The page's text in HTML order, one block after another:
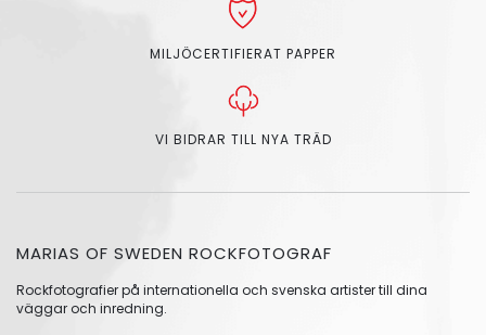
MILJÖCERTIFIERAT PAPPER
VI BIDRAR TILL NYA TRÄD
MARIAS OF SWEDEN ROCKFOTOGRAF
Rockfotografier på internationella och svenska artister till dina
väggar och inredning.